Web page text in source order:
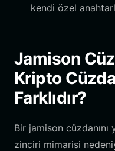
kendi özel
Jamison
Kripto
Farklıdır?
Bir jamison
zinciri mimarisi